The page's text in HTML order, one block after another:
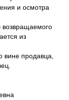
и осмотра
возвращаемого
из
вине продавца,